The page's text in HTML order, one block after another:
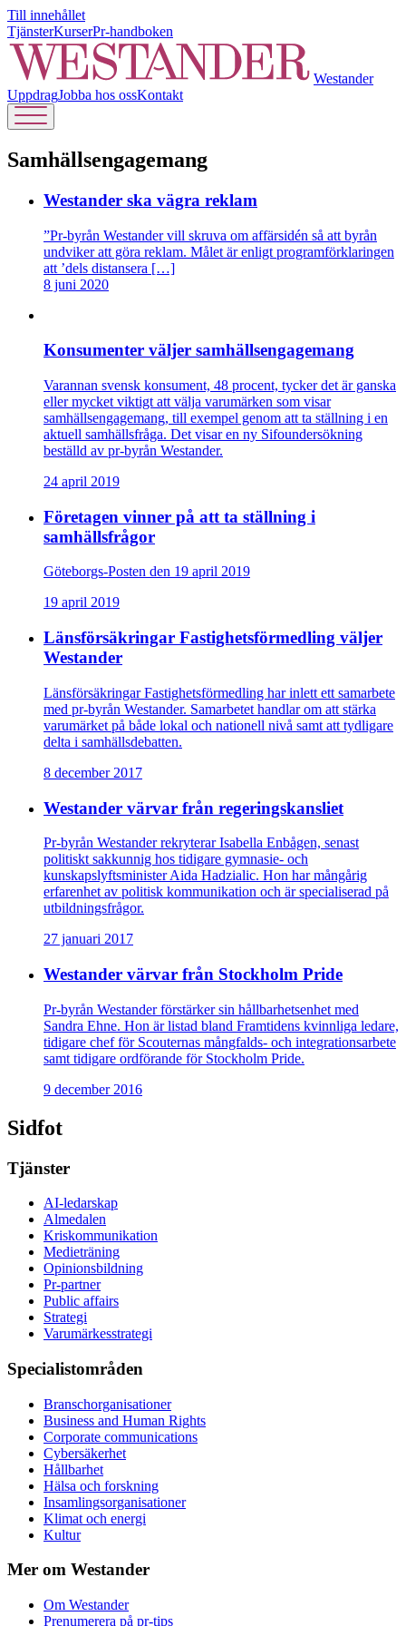
Till innehållet
TjänsterKurserPr-handboken
Westander
UppdragJobba hos ossKontakt
Samhällsengagemang
Westander ska vägra reklam
”Pr-byrån Westander vill skruva om affärsidén så att byrån
undviker att göra reklam. Målet är enligt programförklaringen
att ’dels distansera […]
8 juni 2020
Konsumenter väljer samhällsengagemang
Varannan svensk konsument, 48 procent, tycker det är ganska
eller mycket viktigt att välja varumärken som visar
samhällsengagemang, till exempel genom att ta ställning i en
aktuell samhällsfråga. Det visar en ny Sifoundersökning
beställd av pr-byrån Westander.
24 april 2019
Företagen vinner på att ta ställning i
samhällsfrågor
Göteborgs-Posten den 19 april 2019
19 april 2019
Länsförsäkringar Fastighetsförmedling väljer
Westander
Länsförsäkringar Fastighetsförmedling har inlett ett samarbete
med pr-byrån Westander. Samarbetet handlar om att stärka
varumärket på både lokal och nationell nivå samt att tydligare
delta i samhällsdebatten.
8 december 2017
Westander värvar från regeringskansliet
Pr-byrån Westander rekryterar Isabella Enbågen, senast
politiskt sakkunnig hos tidigare gymnasie- och
kunskapslyftsminister Aida Hadzialic. Hon har mångårig
erfarenhet av politisk kommunikation och är specialiserad på
utbildningsfrågor.
27 januari 2017
Westander värvar från Stockholm Pride
Pr-byrån Westander förstärker sin hållbarhetsenhet med
Sandra Ehne. Hon är listad bland Framtidens kvinnliga ledare,
tidigare chef för Scouternas mångfalds- och integrationsarbete
samt tidigare ordförande för Stockholm Pride.
9 december 2016
Sidfot
Tjänster
AI-ledarskap
Almedalen
Kris­kommunikation
Medieträning
Opinionsbildning
Pr-partner
Public affairs
Strategi
Varumärkesstrategi
Specialistområden
Branschorganisationer
Business and Human Rights
Corporate communications
Cybersäkerhet
Hållbarhet
Hälsa och forskning
Insamlingsorganisationer
Klimat och energi
Kultur
Mer om Westander
Om Westander
Prenumerera på pr-tips